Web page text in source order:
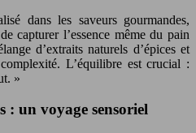
dans les saveurs gourmandes,
capturer l’essence même du pain
d’extraits naturels d’épices et
L’équilibre est crucial :
»
: un voyage sensoriel